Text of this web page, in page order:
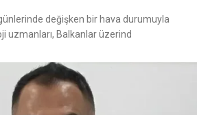
değişken bir hava durumuyla
uzmanları, Balkanlar üzerind